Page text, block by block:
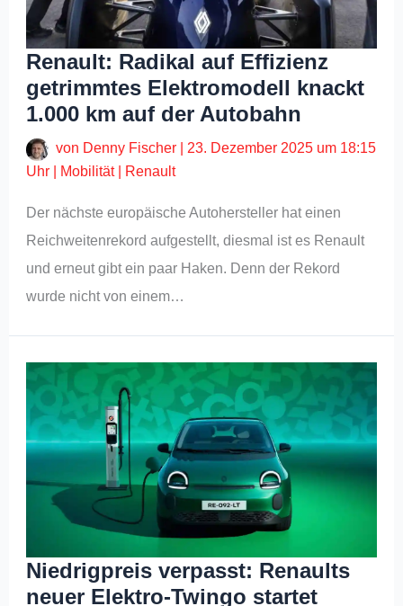
Renault: Radikal auf Effizienz
getrimmtes Elektromodell knackt
1.000 km auf der Autobahn
von Denny Fischer |23. Dezember 2025 um 18:15
Uhr
Mobilität| Renault
Der nächste europäische Autohersteller hat einen
Reichweitenrekord aufgestellt, diesmal ist es Renault
und erneut gibt ein paar Haken. Denn der Rekord
wurde nicht von einem…
Niedrigpreis verpasst: Renaults
neuer Elektro-Twingo startet